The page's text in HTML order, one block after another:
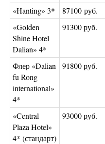
«Hanting» 3* 87100 руб.
«Golden
Shine Hotel
Dalian» 4*
91300 руб.
Флер «Dalian
fu Rong
international»
4*
91800 руб.
«Central
Plaza Hotel»
4* (стандарт)
93000 руб.